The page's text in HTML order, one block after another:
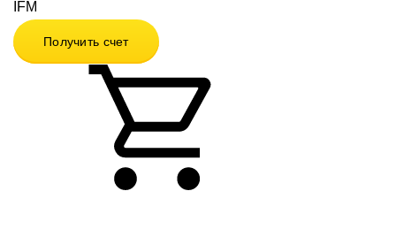
IFM
Получить счет